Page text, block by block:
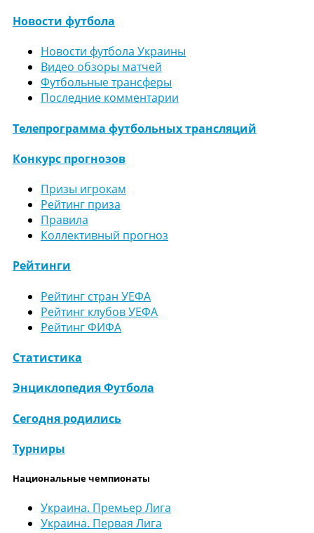
Новости футбола
Новости футбола Украины
Видео обзоры матчей
Футбольные трансферы
Последние комментарии
Телепрограмма футбольных трансляций
Конкурс прогнозов
Призы игрокам
Рейтинг приза
Правила
Коллективный прогноз
Рейтинги
Рейтинг стран УЕФА
Рейтинг клубов УЕФА
Рейтинг ФИФА
Статистика
Энциклопедия Футбола
Сегодня родились
Турниры
Национальные чемпионаты
Украина. Премьер Лига
Украина. Первая Лига